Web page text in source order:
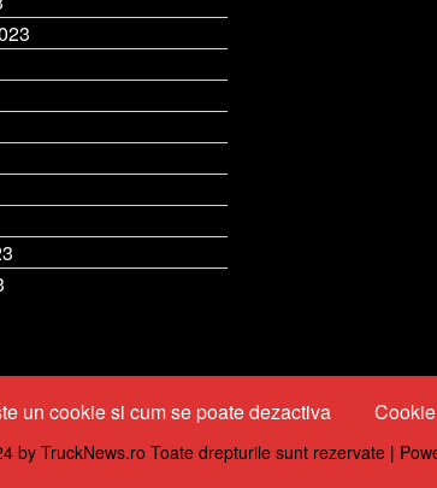
un cookie si cum se poate dezactiva
by TruckNews.ro Toate drepturile sunt rezervate |